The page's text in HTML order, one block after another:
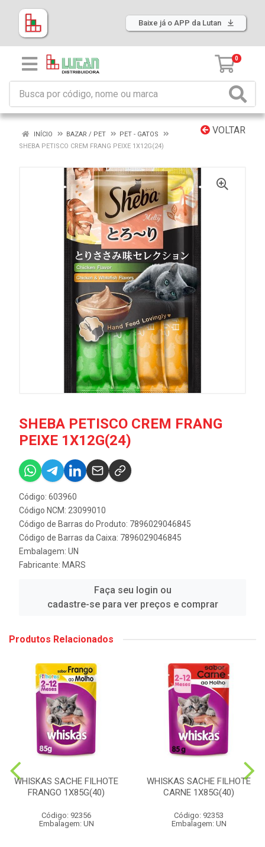
Baixe já o APP da Lutan
0
VOLTAR
INÍCIO BAZAR / PET
PET - GATOS
SHEBA PETISCO CREM FRANG PEIXE 1X12G(24)
SHEBA PETISCO CREM FRANG
PEIXE 1X12G(24)
Código: 603960
Código NCM: 23099010
Código de Barras do Produto: 7896029046845
Código de Barras da Caixa: 7896029046845
Embalagem: UN
Fabricante: MARS
Faça seu login ou
cadastre-se para ver preços e comprar
Produtos Relacionados
WHISKAS SACHE FILHOTE
FRANGO 1X85G(40)
Código: 92356
Embalagem: UN
WHISKAS SACHE FILHOTE
CARNE 1X85G(40)
Código: 92353
Embalagem: UN